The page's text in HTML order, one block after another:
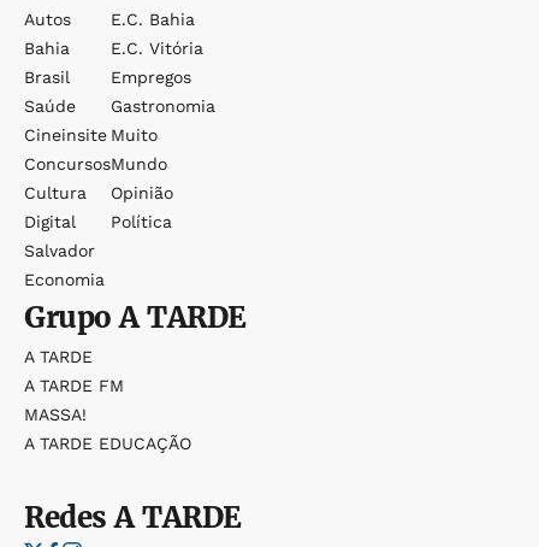
Autos
Bahia
Brasil
Saúde
Cineinsite
Concursos
Cultura
Digital
Salvador
Economia
E.c. Bahia
E.c. Vitória
Empregos
Gastronomia
Muito
Mundo
Opinião
Política
GrupoA TARDE
A TARDE
A TARDE FM
MASSA!
A TARDE EDUCAÇÃO
RedesA TARDE